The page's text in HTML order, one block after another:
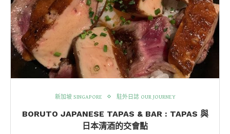
新加坡 SINGAPORE 駐外日誌 OUR JOURNEY
BORUTO JAPANESE TAPAS & BAR : TAPAS 與
日本清酒的交會點